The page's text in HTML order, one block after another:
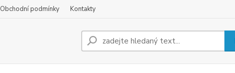
Obchodní podmínky Kontakty